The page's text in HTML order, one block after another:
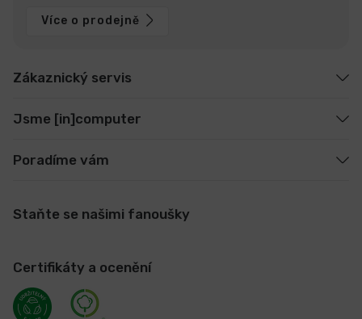
Více o prodejně
Zákaznický servis
Jsme [in]computer
Poradíme vám
Staňte se našimi fanoušky
Certifikáty a ocenění